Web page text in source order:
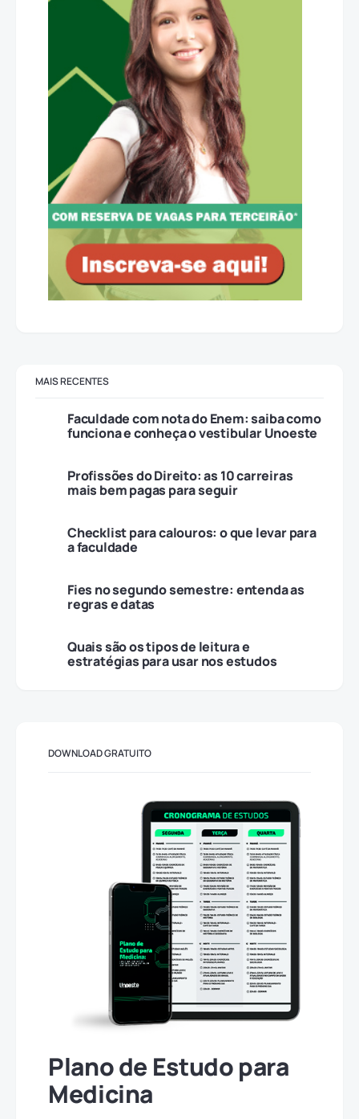
MAIS RECENTES
Faculdade com nota do Enem: saiba como
funciona e conheça o vestibular Unoeste
Profissões do Direito: as 10 carreiras
mais bem pagas para seguir
Checklist para calouros: o que levar para
a faculdade
Fies no segundo semestre: entenda as
regras e datas
Quais são os tipos de leitura e
estratégias para usar nos estudos
DOWNLOAD GRATUITO
Plano de Estudo para
Medicina